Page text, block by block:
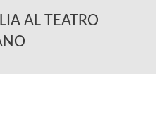
AL TEATRO